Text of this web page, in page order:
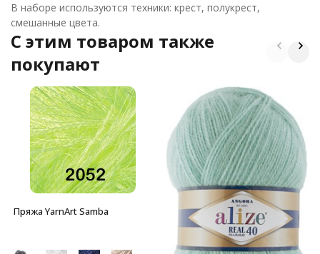
В наборе используются техники: крест, полукрест,
смешанные цвета.
C этим товаром также
покупают
Пряжа YarnArt Samba